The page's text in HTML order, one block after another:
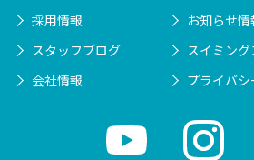
採用情報
お知らせ情
スタッフブログ
スイミン
会社情報
プライバ